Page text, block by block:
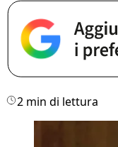
2 min di lettura